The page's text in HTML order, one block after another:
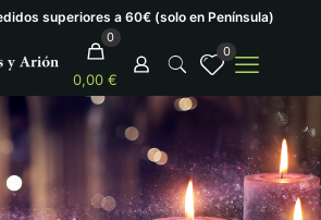
superiores a 60€ (solo en Península)
0
0,00 €
0